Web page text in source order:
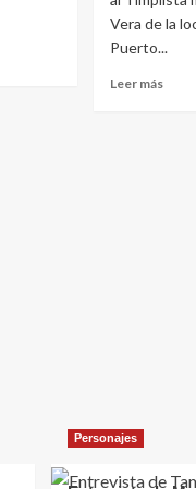
Vera de la
Puerto...
Leer más
Personajes